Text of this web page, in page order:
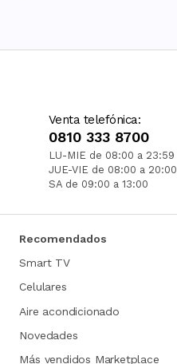
Venta telefónica:
0810 333 8700
LU-MIE de 08:00 a 23:59
JUE-VIE de 08:00 a 20:00
SA de 09:00 a 13:00
Recomendados
Smart TV
Celulares
Aire acondicionado
Novedades
Más vendidos Marketplace